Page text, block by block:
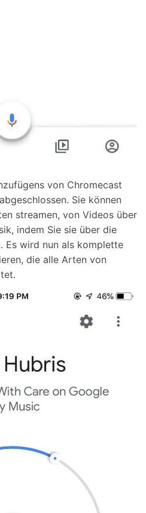
von Chromecast
Sie können
streamen, von Videos über
indem Sie sie über die
Es wird nun als komplette
die alle Arten von